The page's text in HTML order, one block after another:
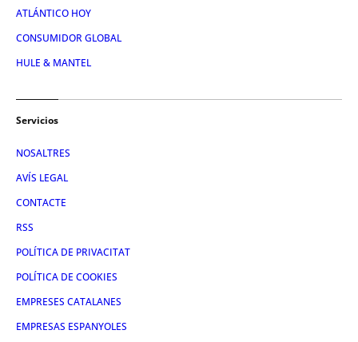
ATLÁNTICO HOY
CONSUMIDOR GLOBAL
HULE & MANTEL
Servicios
NOSALTRES
AVÍS LEGAL
CONTACTE
RSS
POLÍTICA DE PRIVACITAT
POLÍTICA DE COOKIES
EMPRESES CATALANES
EMPRESAS ESPANYOLES